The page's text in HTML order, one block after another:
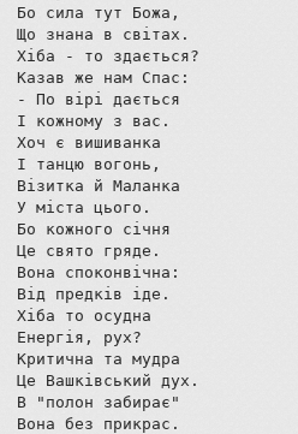
Бо сила тут Божа,
Що знана в світах.
Хіба - то здається?
Казав же нам Спас:
- По вірі дається
І кожному з вас.
Хоч є вишиванка
І танцю вогонь,
Візитка й Маланка
У міста цього.
Бо кожного січня
Це свято гряде.
Вона споконвічна:
Від предків іде.
Хіба то осудна
Енергія, рух?
Критична та мудра
Це Вашківський дух.
В "полон забирає"
Вона без прикрас.